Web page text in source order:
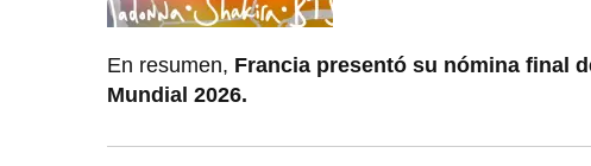
En resumen, Francia presentó su nómina final
Mundial 2026.